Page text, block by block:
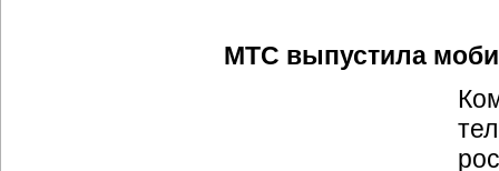
МТС выпустила